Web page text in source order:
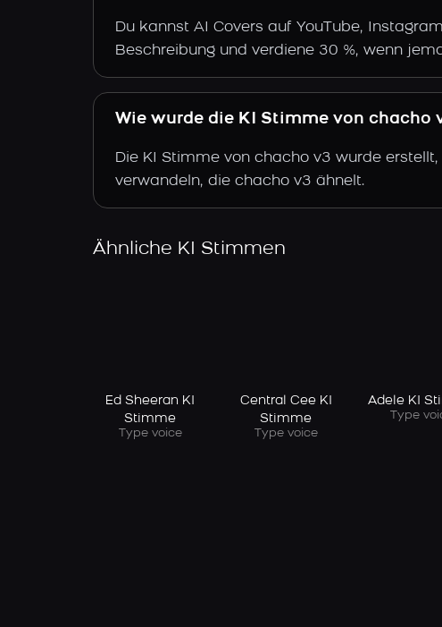
Du kannst AI Covers auf YouTube,
Beschreibung und verdiene 30 %, wenn
Wie wurde die KI Stimme von chacho
Die KI Stimme von chacho v3 wurde
verwandeln, die chacho v3 ähnelt.
Ähnliche KI Stimmen
Ed Sheeran KI
Stimme
Type voice
Central Cee KI
Stimme
Type voice
Adele KI
Type